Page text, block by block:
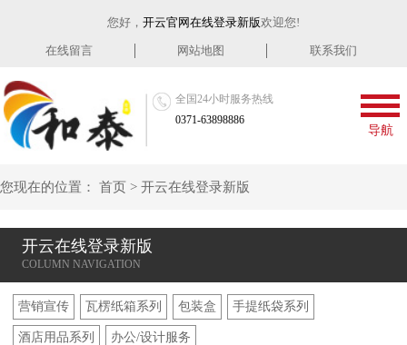
您好， 开云官网在线登录新版欢迎您!
在线留言 网站地图 联系我们
全国24小时服务热线
0371-63898886
导航
您现在的位置： 首页 > 开云在线登录新版
开云在线登录新版
营销宣传 瓦楞纸箱系列 包装盒 手提纸袋系列
酒店用品系列 办公/设计服务